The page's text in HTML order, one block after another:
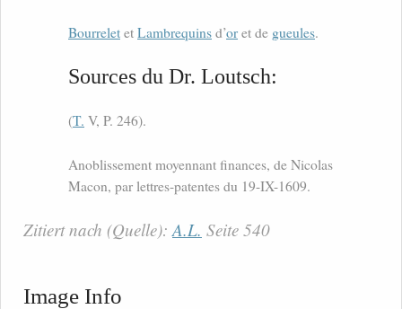
Bourrelet et Lambrequins d’or et de gueules.
Sources du Dr. Loutsch:
(T. V, P. 246).
Anoblissement moyennant finances, de Nicolas
Macon, par lettres-patentes du 19-IX-1609.
Zitiert nach (Quelle):A.L. Seite 540
Image Info